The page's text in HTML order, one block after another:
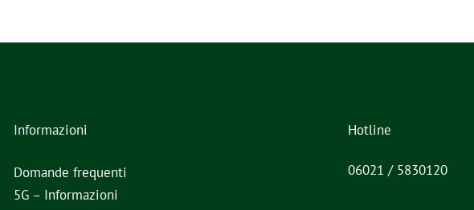
Informazioni
Domande frequenti
5G – Informazioni
Hotline
06021 / 5830120